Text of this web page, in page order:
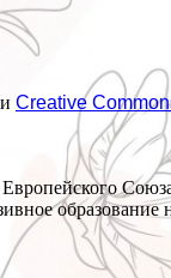
Creative
образование